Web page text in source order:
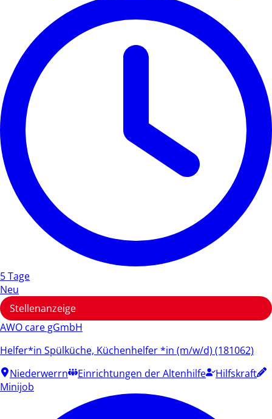
5 Tage
Neu
Stellenanzeige
AWO care gGmbH
Helfer*in Spülküche, Küchenhelfer *in (m/w/d) (181062)
Niederwerrn
Einrichtungen der Altenhilfe
Hilfskraft
Minijob